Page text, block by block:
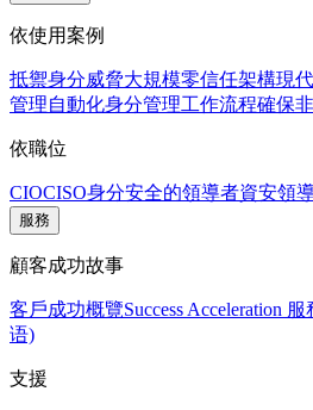
依使用案例
抵禦身分威脅大規模零信任架構現
管理自動化身分管理工作流程確保
依職位
CIOCISO身分安全的領導者資安領
服務
顧客成功故事
客戶成功概覽Success Acceleration 服
语)
支援